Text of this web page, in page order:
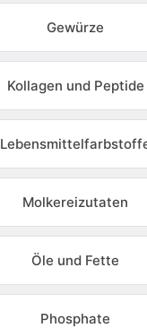
Gewürze
Kollagen und Peptide
Molkereizutaten
Öle und Fette
Phosphate